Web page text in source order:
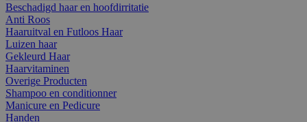
Beschadigd haar en hoofdirritatie
Anti Roos
Haaruitval en Futloos Haar
Luizen haar
Gekleurd Haar
Haarvitaminen
Overige Producten
Shampoo en conditionner
Manicure en Pedicure
Handen